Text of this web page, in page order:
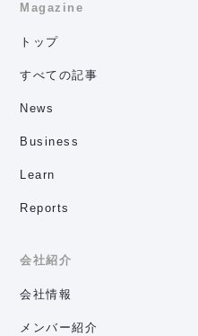
Magazine
トップ
すべての記事
News
Business
Learn
Reports
会社紹介
会社情報
メンバー紹介